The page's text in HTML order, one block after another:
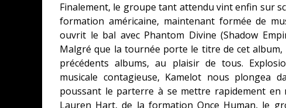
Finalement, le groupe tant attendu vint enfin sur
formation américaine, maintenant formée de
ouvrit le bal avec Phantom Divine (Shadow
Malgré que la tournée porte le titre de cet
précédents albums, au plaisir de tous.
musicale contagieuse, Kamelot nous plongea
poussant le parterre à se mettre rapidement en
Lauren Hart, de la formation Once Human, le